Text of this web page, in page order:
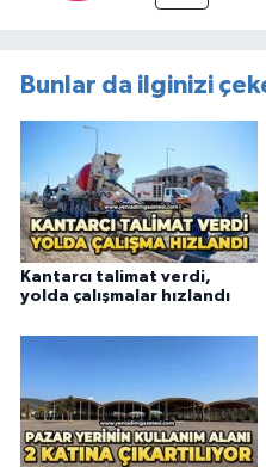
Bunlar da ilginizi
Kantarcı talimat verdi,
yolda çalışmalar hızlandı